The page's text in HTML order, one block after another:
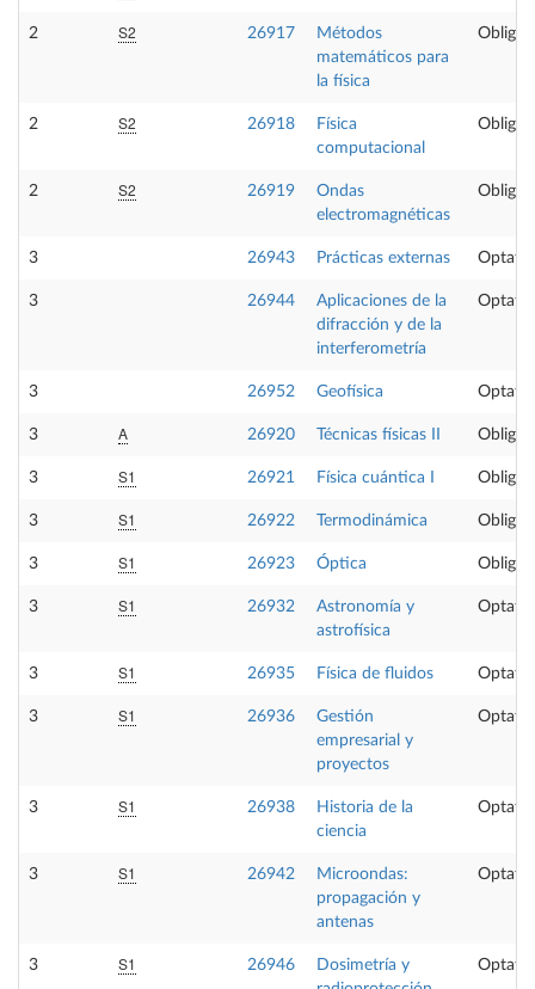
2 S2 26917
Métodos
matemáticos para
la física
2 S2 26918
Física
computacional
2 S2 26919
Ondas
electromagnéticas
3 26943 Prácticas externas
3 26944
Aplicaciones de la
difracción y de la
interferometría
3 26952 Geofísica
3 A 26920 Técnicas físicas II
3 S1 26921 Física cuántica I
3 S1 26922 Termodinámica
3 S1 26923 Óptica
3 S1 26932
Astronomía y
astrofísica
3 S1 26935 Física de fluidos
3 S1 26936
Gestión
empresarial y
proyectos
3 S1 26938
Historia de la
ciencia
3 S1 26942
Microondas:
propagación y
antenas
3 S1 26946
Dosimetría y